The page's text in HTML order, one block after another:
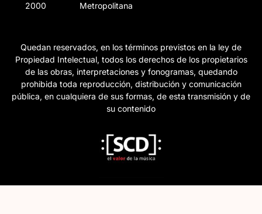
2000
Metropolitana
Quedan reservados, en los términos previstos en la ley de
Propiedad Intelectual, todos los derechos de los propietarios
de las obras, interpretaciones y fonogramas, quedando
prohibida toda reproducción, distribución y comunicación
pública, en cualquiera de sus formas, de esta transmisión y de
su contenido